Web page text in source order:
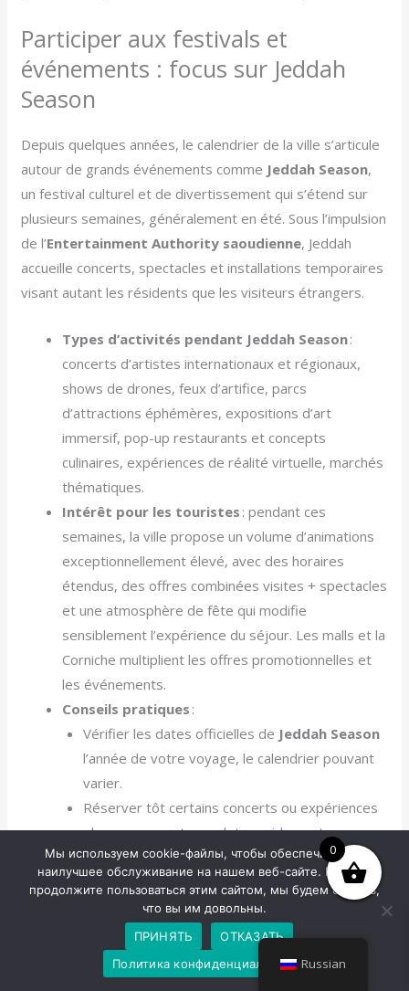
Participer aux festivals et
événements : focus sur Jeddah
Season
Depuis quelques années, le calendrier de la ville s’articule
autour de grands événements comme Jeddah Season,
un festival culturel et de divertissement qui s’étend sur
plusieurs semaines, généralement en été. Sous l’impulsion
de l’Entertainment Authority saoudienne, Jeddah
accueille concerts, spectacles et installations temporaires
visant autant les résidents que les visiteurs étrangers.
Types d’activités pendant Jeddah Season:
concerts d’artistes internationaux et régionaux,
shows de drones, feux d’artifice, parcs
d’attractions éphémères, expositions d’art
immersif, pop-up restaurants et concepts
culinaires, expériences de réalité virtuelle, marchés
thématiques.
Intérêt pour les touristes : pendant ces
semaines, la ville propose un volume d’animations
exceptionnellement élevé, avec des horaires
étendus, des offres combinées visites + spectacles
et une atmosphère de fête qui modifie
sensiblement l’expérience du séjour. Les malls et la
Corniche multiplient les offres promotionnelles et
les événements.
Conseils pratiques :
Vérifier les dates officielles de Jeddah Season
l’année de votre voyage, le calendrier pouvant
varier.
Réserver tôt certains concerts ou expériences
phares, souvent complets rapidement.
Tenir compte de la forte affluence sur les axes
principaux et dans les parkings des zones
événementielles.
Nous pensons qu’un séjour pendant
convient particulièrement aux voyageurs urbains en quête
Russian
0
Мы используем cookie-файлы, чтобы обеспечить вам
наилучшее обслуживание на нашем веб-сайте. Если вы
продолжите пользоваться этим сайтом, мы будем считать,
что вы им довольны.
ПРИНЯТЬ
ОТКАЗАТЬ
Политика конфиденциальности